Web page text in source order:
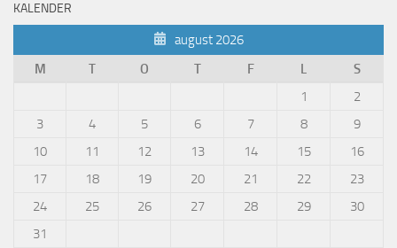
KALENDER
august 2026
M
T O T F L
S
1
2
3
4 5 6 7 8
9
10
11 12 13 14 15
16
17
18 19 20 21 22
23
24
25 26 27 28 29
30
31